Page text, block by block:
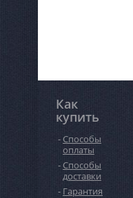
Как
купить
Способы
оплаты
Способы
доставки
Гарантия